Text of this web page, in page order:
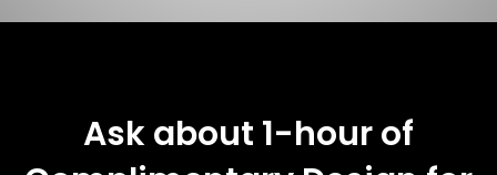
Ask about 1-hour of